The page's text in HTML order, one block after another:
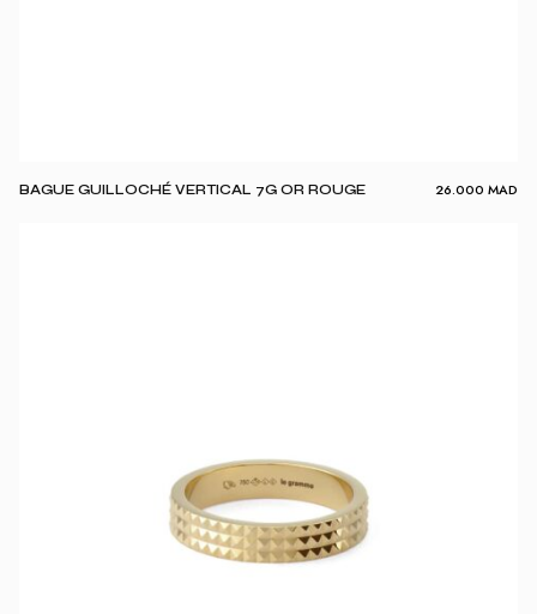
BAGUE GUILLOCHÉ VERTICAL 7G OR ROUGE 26.000 MAD